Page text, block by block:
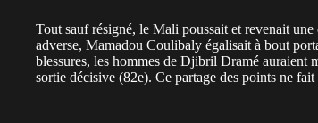
Tout sauf résigné, le Mali poussait et revenait
adverse, Mamadou Coulibaly égalisait à bout
blessures, les hommes de Djibril Dramé auraient
sortie décisive (82e). Ce partage des points ne